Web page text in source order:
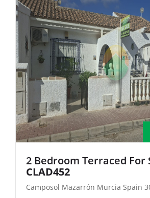
+ Belasting
|
2 Bedroom
Camposol